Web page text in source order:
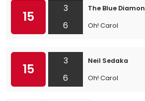
15
3
6
The Blue
Oh! Carol
15
3
6
Neil Sedaka
Oh! Carol